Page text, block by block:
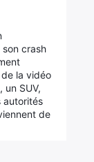
crash
la vidéo
un SUV,
autorités
de